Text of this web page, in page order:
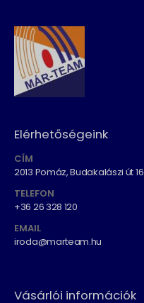
Elérhetőségeink
CÍM
2013 Pomáz, Budakalászi út 16.
TELEFON
+36 26 328 120
EMAIL
iroda@marteam.hu
Vásárlói információk